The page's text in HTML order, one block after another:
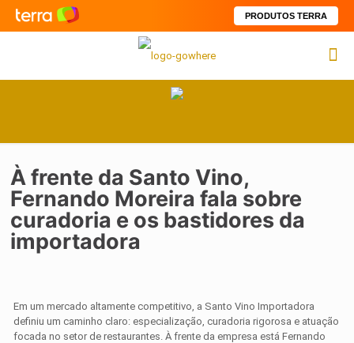
PRODUTOS TERRA
À frente da Santo Vino,
Fernando Moreira fala sobre
curadoria e os bastidores da
importadora
Em um mercado altamente competitivo, a Santo Vino Importadora
definiu um caminho claro: especialização, curadoria rigorosa e atuação
focada no setor de restaurantes. À frente da empresa está Fernando